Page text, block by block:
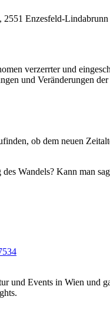
2551 Enzesfeld-Lindabrunn
verzerrter und
und Veränderungen
ob dem neuen
Wandels? Kann man
Malerei,
und Events in Wien und